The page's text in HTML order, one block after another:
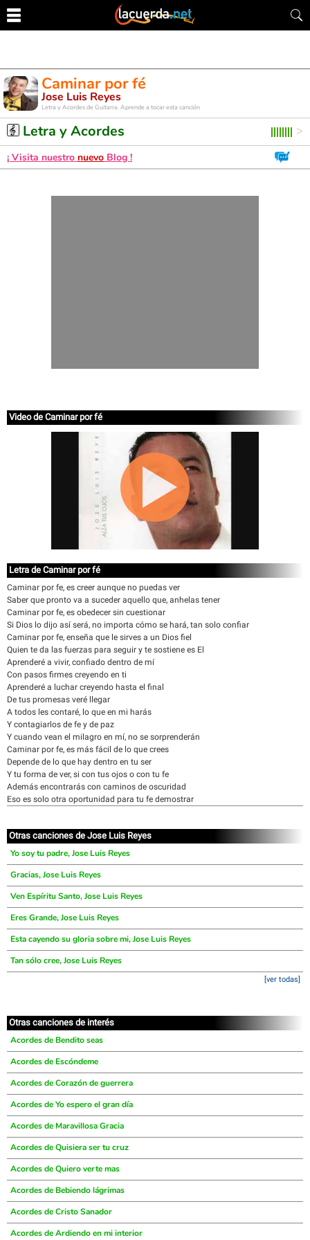
Caminar por fé
Jose Luis Reyes
Letra y Acordes de Guitarra. Aprende a tocar esta canción
Letra y Acordes
¡ Visita nuestro nuevo Blog !
Video de Caminar por fé
Letra de Caminar por fé
Caminar por fe, es creer aunque no puedas ver
Saber que pronto va a suceder aquello que, anhelas tener
Caminar por fe, es obedecer sin cuestionar
Si Dios lo dijo así será, no importa cómo se hará, tan solo confiar
Caminar por fe, enseña que le sirves a un Dios fiel
Quien te da las fuerzas para seguir y te sostiene es El
Aprenderé a vivir, confiado dentro de mí
Con pasos firmes creyendo en ti
Aprenderé a luchar creyendo hasta el final
De tus promesas veré llegar
A todos les contaré, lo que en mi harás
Y contagiarlos de fe y de paz
Y cuando vean el milagro en mí, no se sorprenderán
Caminar por fe, es más fácil de lo que crees
Depende de lo que hay dentro en tu ser
Y tu forma de ver, si con tus ojos o con tu fe
Además encontrarás con caminos de oscuridad
Eso es solo otra oportunidad para tu fe demostrar
Otras canciones de Jose Luis Reyes
Yo soy tu padre, Jose Luis Reyes
Gracias, Jose Luis Reyes
Ven Espíritu Santo, Jose Luis Reyes
Eres Grande, Jose Luis Reyes
Esta cayendo su gloria sobre mi, Jose Luis Reyes
Tan sólo cree, Jose Luis Reyes
[ver todas]
Otras canciones de interés
Acordes de Bendito seas
Acordes de Escóndeme
Acordes de Corazón de guerrera
Acordes de Yo espero el gran día
Acordes de Maravillosa Gracia
Acordes de Quisiera ser tu cruz
Acordes de Quiero verte mas
Acordes de Bebiendo lágrimas
Acordes de Cristo Sanador
Acordes de Ardiendo en mi interior